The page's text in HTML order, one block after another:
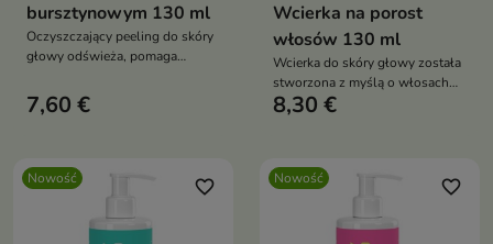
bursztynowym 130 ml
Oczyszczający peeling do skóry
głowy odświeża, pomaga
unosi włosy u nasady.
Wegańska formuła z systemem
pantenolem, gliceryną i kwasem
hialuronowym zawiera 96%
składników pochodzenia
naturalnego
7,60 €
Wcierka na porost
włosów 130 ml
Wcierka do skóry głowy została
stworzona z myślą o włosach
osłabionych, wypadających,
zmniejsza ich objętości i
sprawdzi się w codziennym
stosowaniu
8,30 €
Nowość favorite_border Nowość favorite_border